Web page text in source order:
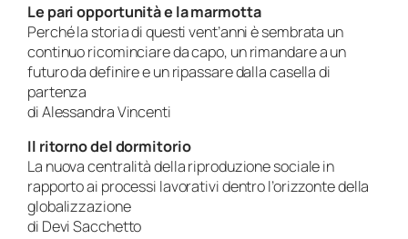
Le pari opportunità e la marmotta
Perché la storia di questi vent’anni è sembrata un
continuo ricominciare da capo, un rimandare a un
futuro da definire e un ripassare dalla casella di
partenza
di Alessandra Vincenti
Il ritorno del dormitorio
La nuova centralità della riproduzione sociale in
rapporto ai processi lavorativi dentro l’orizzonte della
globalizzazione
di Devi Sacchetto